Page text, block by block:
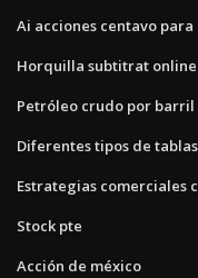
Ai acciones centavo
Horquilla subtitrat
Petróleo crudo por barril
Diferentes tipos de
Estrategias comerciales
Stock pte
Acción de méxico